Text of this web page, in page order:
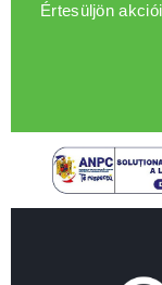
Értesüljön